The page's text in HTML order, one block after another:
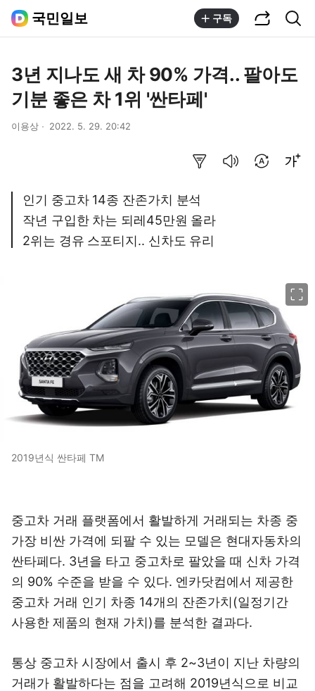
국민일보 구독
3년 지나도 새 차 90% 가격.. 팔아도
기분 좋은 차 1위 '싼타페'
이용상 2022. 5. 29. 20:42
인기 중고차 14종 잔존가치 분석
작년 구입한 차는 되레45만원 올라
2위는 경유 스포티지.. 신차도 유리
2019년식 싼타페 TM
중고차 거래 플랫폼에서 활발하게 거래되는 차종 중
가장 비싼 가격에 되팔 수 있는 모델은 현대자동차의
싼타페다. 3년을 타고 중고차로 팔았을 때 신차 가격
의 90% 수준을 받을 수 있다. 엔카닷컴에서 제공한
중고차 거래 인기 차종 14개의 잔존가치(일정기간
사용한 제품의 현재 가치)를 분석한 결과다.
통상 중고차 시장에서 출시 후 2~3년이 지난 차량의
거래가 활발하다는 점을 고려해 2019년식으로 비교